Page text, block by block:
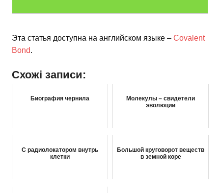
Эта статья доступна на английском языке – Covalent
Bond.
Схожі записи:
Биография чернила
Молекулы – свидетели
эволюции
С радиолокатором внутрь
клетки
Большой круговорот веществ
в земной коре